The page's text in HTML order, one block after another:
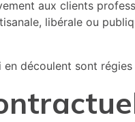
aux clients
libérale ou
en découlent sont